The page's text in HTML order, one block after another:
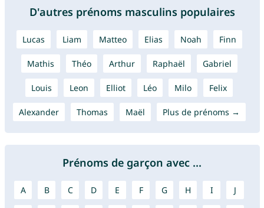
D'autres prénoms masculins populaires
Lucas Liam Matteo Elias Noah Finn
Mathis Théo Arthur Raphaël Gabriel
Louis Leon Elliot Léo Milo Felix
Alexander Thomas Maël Plus de prénoms →
Prénoms de garçon avec ...
A B C D E F G H I J